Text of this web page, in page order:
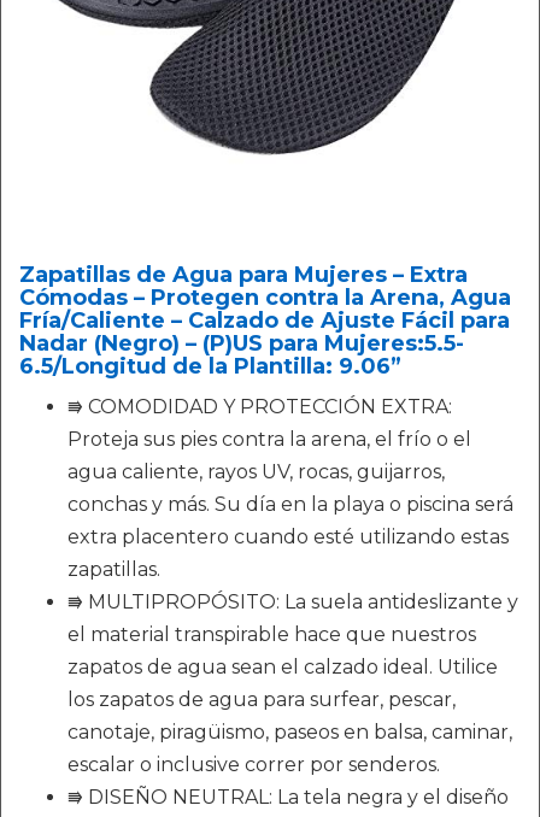
Zapatillas de Agua para Mujeres – Extra
Cómodas – Protegen contra la Arena, Agua
Fría/Caliente – Calzado de Ajuste Fácil para
Nadar (Negro) – (P)US para Mujeres:5.5-
6.5/Longitud de la Plantilla: 9.06”
⭆ COMODIDAD Y PROTECCIÓN EXTRA:
Proteja sus pies contra la arena, el frío o el
agua caliente, rayos UV, rocas, guijarros,
conchas y más. Su día en la playa o piscina será
extra placentero cuando esté utilizando estas
zapatillas.
⭆ MULTIPROPÓSITO: La suela antideslizante y
el material transpirable hace que nuestros
zapatos de agua sean el calzado ideal. Utilice
los zapatos de agua para surfear, pescar,
canotaje, piragüismo, paseos en balsa, caminar,
escalar o inclusive correr por senderos.
⭆ DISEÑO NEUTRAL: La tela negra y el diseño